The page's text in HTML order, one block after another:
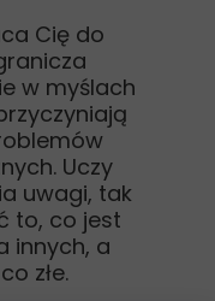
Cię do
w myślach
Uczy
uwagi, tak
to, co jest
innych, a
złe.